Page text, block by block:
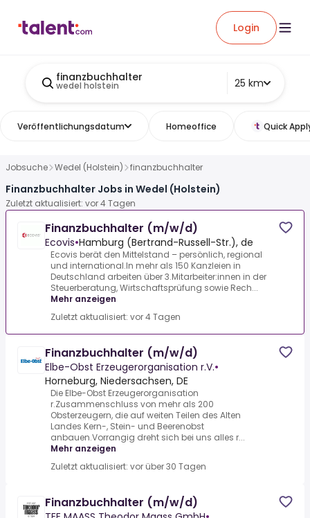
Login
finanzbuchhalter
wedel holstein 25 km
Veröffentlichungsdatum Homeoffice Quick
Jobsuche Wedel (Holstein) finanzbuchhalter
Finanzbuchhalter Jobs in Wedel (Holstein)
Zuletzt aktualisiert: vor 4 Tagen
Finanzbuchhalter (m/w/d)
Ecovis•Hamburg (Bertrand-Russell-Str.), de
Ecovis berät den Mittelstand – persönlich, regional
und international.In mehr als 150 Kanzleien in
Deutschland arbeiten über 3.Mitarbeiter:innen in der
Steuerberatung, Wirtschaftsprüfung sowie Rech...
Mehr anzeigen
Zuletzt aktualisiert: vor 4 Tagen
Finanzbuchhalter (m/w/d)
Elbe-Obst Erzeugerorganisation r.V.•
Horneburg, Niedersachsen, DE
Die Elbe-Obst Erzeugerorganisation
r.Zusammenschluss von mehr als 200
Obsterzeugern, die auf weiten Teilen des Alten
Landes Kern-, Stein- und Beerenobst
anbauen.Vorrangig dreht sich bei uns alles r...
Mehr anzeigen
Zuletzt aktualisiert: vor über 30 Tagen
Finanzbuchhalter (m/w/d)